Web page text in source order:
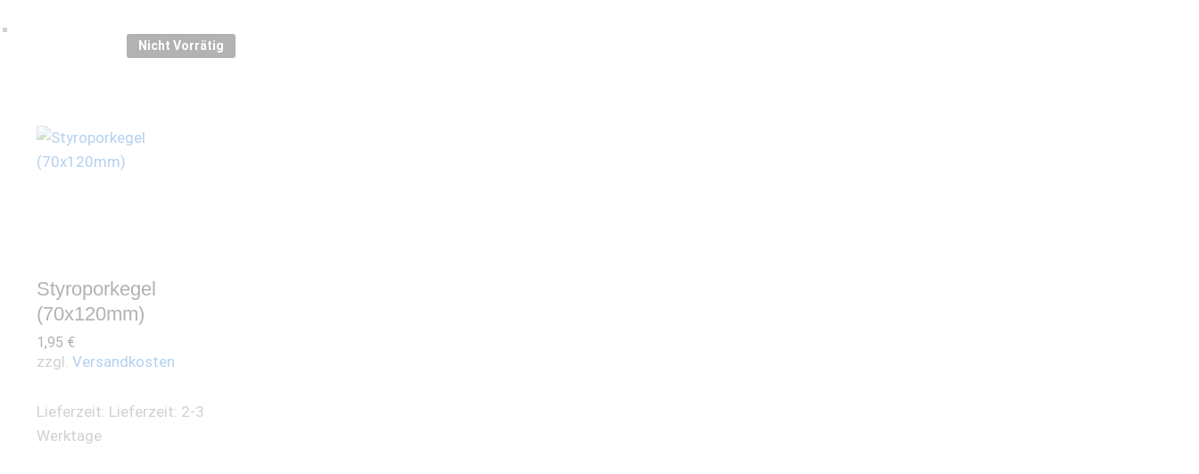
Nicht Vorrätig
Styroporkegel
(70x120mm)
1,95 €
zzgl. Versandkosten
Lieferzeit: Lieferzeit: 2-3
Werktage